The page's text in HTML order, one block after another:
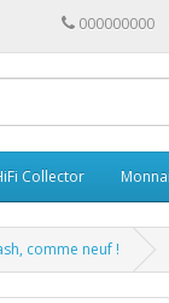
000000000
Collector
comme neuf !